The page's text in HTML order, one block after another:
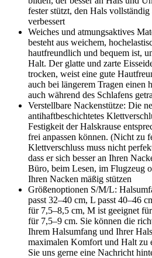
fester stützt, den Hals
verbessert
Weiches und atmungsaktives
besteht aus weichem,
hautfreundlich und bequem ist,
Halt. Der glatte und zarte
trocken, weist eine gute
auch bei längerem Tragen einen
auch während des Schlafens
Verstellbare Nackenstütze: Die
antihaftbeschichtetes
Festigkeit der Halskrause
frei anpassen können. (Nicht zu
Klettverschluss muss nicht
dass er sich besser an Ihren
Büro, beim Lesen, im Flugzeug
Ihren Nacken mäßig stützen
Größenoptionen S/M/L:
passt 32–40 cm, L passt 40–46
für 7,5–8,5 cm, M ist geeignet
für 7,5–9 cm. Sie können die
Ihrem Halsumfang und Ihrer
maximalen Komfort und Halt zu
Sie uns gerne eine Nachricht